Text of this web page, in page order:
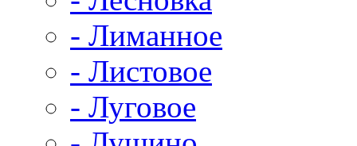
- Лиманное
- Листовое
- Луговое